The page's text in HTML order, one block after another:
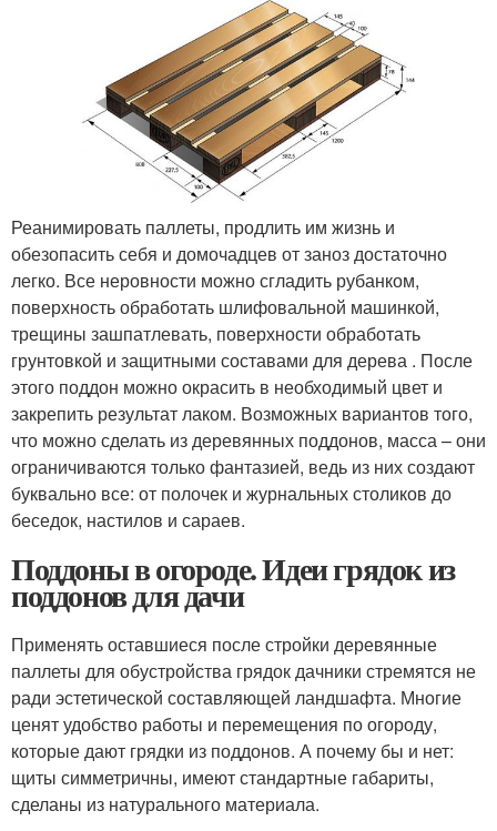
Реанимировать паллеты, продлить им жизнь и
обезопасить себя и домочадцев от заноз достаточно
легко. Все неровности можно сгладить рубанком,
поверхность обработать шлифовальной машинкой,
трещины зашпатлевать, поверхности обработать
грунтовкой и защитными составами для дерева . После
этого поддон можно окрасить в необходимый цвет и
закрепить результат лаком. Возможных вариантов того,
что можно сделать из деревянных поддонов, масса – они
ограничиваются только фантазией, ведь из них создают
буквально все: от полочек и журнальных столиков до
беседок, настилов и сараев.
Поддоны в огороде. Идеи грядок из
поддонов для дачи
Применять оставшиеся после стройки деревянные
паллеты для обустройства грядок дачники стремятся не
ради эстетической составляющей ландшафта. Многие
ценят удобство работы и перемещения по огороду,
которые дают грядки из поддонов. А почему бы и нет:
щиты симметричны, имеют стандартные габариты,
сделаны из натурального материала.